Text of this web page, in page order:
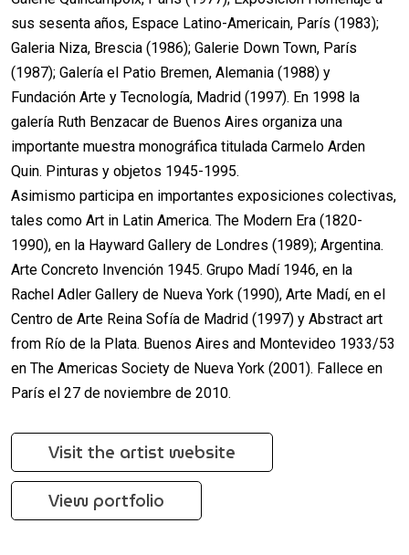
sus sesenta años, Espace Latino-Americain, París (1983);
Galeria Niza, Brescia (1986); Galerie Down Town, París
(1987); Galería el Patio Bremen, Alemania (1988) y
Fundación Arte y Tecnología, Madrid (1997). En 1998 la
galería Ruth Benzacar de Buenos Aires organiza una
importante muestra monográfica titulada Carmelo Arden
Quin. Pinturas y objetos 1945-1995.
Asimismo participa en importantes exposiciones colectivas,
tales como Art in Latin America. The Modern Era (1820-
1990), en la Hayward Gallery de Londres (1989); Argentina.
Arte Concreto Invención 1945. Grupo Madí 1946, en la
Rachel Adler Gallery de Nueva York (1990), Arte Madí, en el
Centro de Arte Reina Sofía de Madrid (1997) y Abstract art
from Río de la Plata. Buenos Aires and Montevideo 1933/53
en The Americas Society de Nueva York (2001). Fallece en
París el 27 de noviembre de 2010.
Visit the artist website
View portfolio